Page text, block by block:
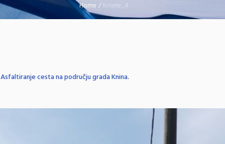
Home /Krnete_4
Asfaltiranje cesta na području grada Knina.